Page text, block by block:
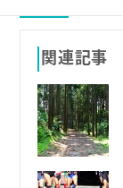
関連記事